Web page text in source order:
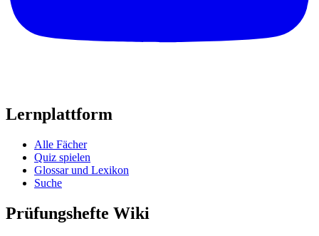
Lernplattform
Alle Fächer
Quiz spielen
Glossar und Lexikon
Suche
Prüfungshefte Wiki